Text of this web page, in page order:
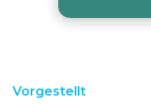
Vorgestellt